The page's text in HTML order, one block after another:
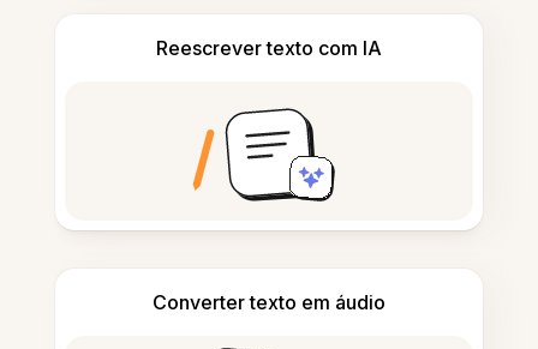
Reescrever texto com IA
Converter texto em áudio